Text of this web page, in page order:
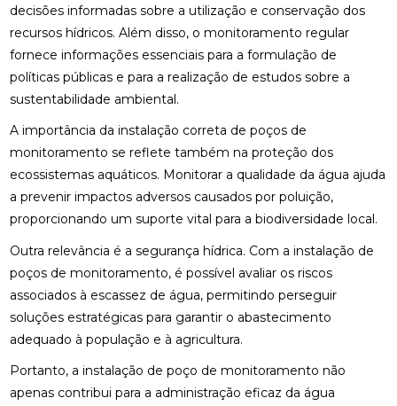
decisões informadas sobre a utilização e conservação dos
recursos hídricos. Além disso, o monitoramento regular
fornece informações essenciais para a formulação de
políticas públicas e para a realização de estudos sobre a
sustentabilidade ambiental.
A importância da instalação correta de poços de
monitoramento se reflete também na proteção dos
ecossistemas aquáticos. Monitorar a qualidade da água ajuda
a prevenir impactos adversos causados por poluição,
proporcionando um suporte vital para a biodiversidade local.
Outra relevância é a segurança hídrica. Com a instalação de
poços de monitoramento, é possível avaliar os riscos
associados à escassez de água, permitindo perseguir
soluções estratégicas para garantir o abastecimento
adequado à população e à agricultura.
Portanto, a instalação de poço de monitoramento não
apenas contribui para a administração eficaz da água